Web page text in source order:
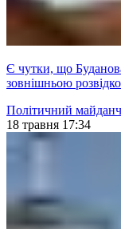
Є чутки, що
зовнішньою
Політичний
18 травня 17:34